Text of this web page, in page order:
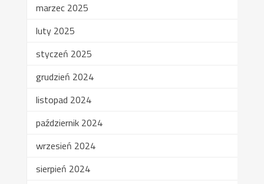
marzec 2025
luty 2025
styczeń 2025
grudzień 2024
listopad 2024
październik 2024
wrzesień 2024
sierpień 2024